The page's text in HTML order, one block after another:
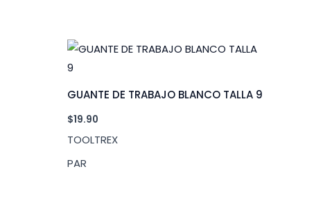
GUANTE DE TRABAJO BLANCO TALLA 9
$19.90
TOOLTREX
PAR